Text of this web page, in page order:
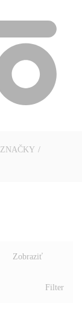
/
Zobraziť
Filter